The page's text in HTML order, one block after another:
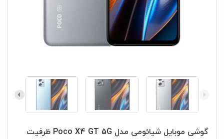
گوشی موبایل شیائومی مدل Poco X4 GT 5G ظرفیت